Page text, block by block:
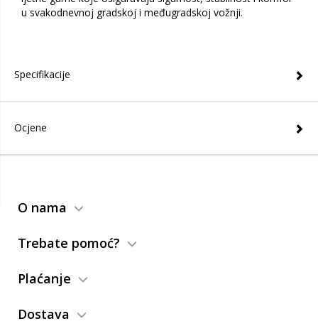
u svakodnevnoj gradskoj i međugradskoj vožnji.
Specifikacije
Ocjene
O nama
Trebate pomoć?
Plaćanje
Dostava